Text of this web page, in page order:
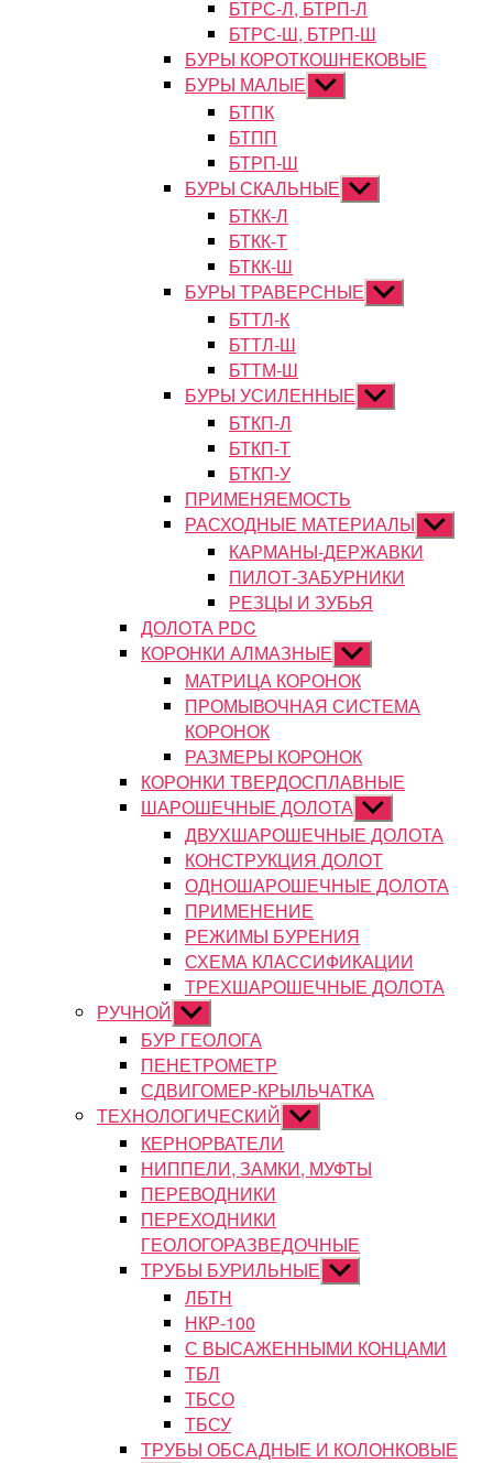
БТРС-Л, БТРП-Л
БТРС-Ш, БТРП-Ш
БУРЫ КОРОТКОШНЕКОВЫЕ
БУРЫ МАЛЫЕ Показывать
подменю
БТПК
БТПП
БТРП-Ш
БУРЫ СКАЛЬНЫЕ Показывать
подменю
БТКК-Л
БТКК-Т
БТКК-Ш
БУРЫ ТРАВЕРСНЫЕ Показывать
подменю
БТТЛ-К
БТТЛ-Ш
БТТМ-Ш
БУРЫ УСИЛЕННЫЕ Показывать
подменю
БТКП-Л
БТКП-Т
БТКП-У
ПРИМЕНЯЕМОСТЬ
РАСХОДНЫЕ МАТЕРИАЛЫ
подменю
КАРМАНЫ-ДЕРЖАВКИ
ПИЛОТ-ЗАБУРНИКИ
РЕЗЦЫ И ЗУБЬЯ
ДОЛОТА PDC
КОРОНКИ АЛМАЗНЫЕ Показывать
подменю
МАТРИЦА КОРОНОК
ПРОМЫВОЧНАЯ СИСТЕМА
КОРОНОК
РАЗМЕРЫ КОРОНОК
КОРОНКИ ТВЕРДОСПЛАВНЫЕ
ШАРОШЕЧНЫЕ ДОЛОТА Показывать
подменю
ДВУХШАРОШЕЧНЫЕ ДОЛОТА
КОНСТРУКЦИЯ ДОЛОТ
ОДНОШАРОШЕЧНЫЕ ДОЛОТА
ПРИМЕНЕНИЕ
РЕЖИМЫ БУРЕНИЯ
СХЕМА КЛАССИФИКАЦИИ
ТРЕХШАРОШЕЧНЫЕ ДОЛОТА
РУЧНОЙ Показывать
подменю
БУР ГЕОЛОГА
ПЕНЕТРОМЕТР
СДВИГОМЕР-КРЫЛЬЧАТКА
ТЕХНОЛОГИЧЕСКИЙ Показывать
подменю
КЕРНОРВАТЕЛИ
НИППЕЛИ, ЗАМКИ, МУФТЫ
ПЕРЕВОДНИКИ
ПЕРЕХОДНИКИ
ГЕОЛОГОРАЗВЕДОЧНЫЕ
ТРУБЫ БУРИЛЬНЫЕ Показывать
подменю
ЛБТН
НКР-100
С ВЫСАЖЕННЫМИ КОНЦАМИ
ТБЛ
ТБСО
ТБСУ
ТРУБЫ ОБСАДНЫЕ И КОЛОНКОВЫЕ